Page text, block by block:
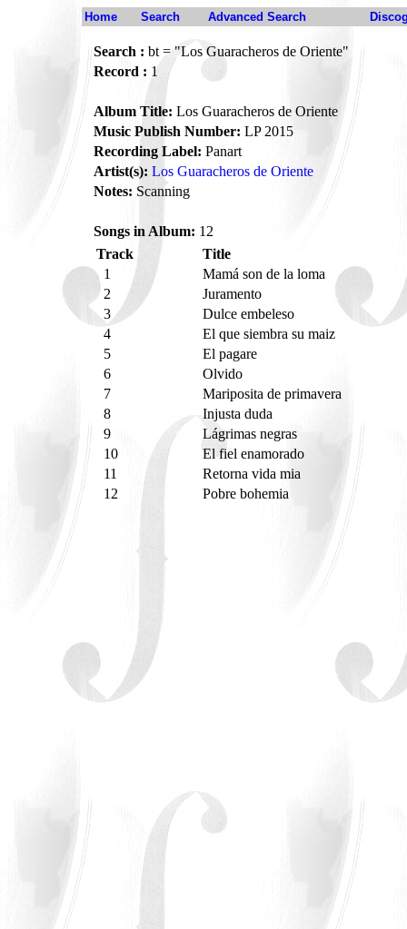
Home Search Advanced Search
Search : bt = "Los Guaracheros de Oriente"
Record : 1
Album Title: Los Guaracheros de Oriente
Music Publish Number: LP 2015
Recording Label: Panart
Artist(s): Los Guaracheros de Oriente
Notes: Scanning
Songs in Album: 12
Track
Title
1
Mamá son de la loma
2
Juramento
3
Dulce embeleso
4
El que siembra su maiz
5
El pagare
6
Olvido
7
Mariposita de primavera
8
Injusta duda
9
Lágrimas negras
10
El fiel enamorado
11
Retorna vida mia
12
Pobre bohemia